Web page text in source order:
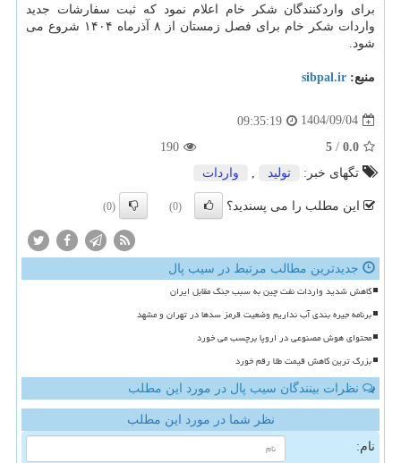
برای واردکنندگان شکر خام اعلام نمود که ثبت سفارشات جدید
واردات شکر خام برای فصل زمستان از ۸ آذرماه ۱۴۰۴ شروع می
شود.
منبع: sibpal.ir
1404/09/04
09:35:19
0.0
/
5
190
تگهای خبر:
تولید , واردات
این مطلب را می پسندید؟ (0)
(0)
جدیدترین مطالب مرتبط در سیب پال
کاهش شدید واردات نفت چین به سبب جنگ مقابل ایران
برنامه جیره بندی آب نداریم وضعیت قرمز سدها در تهران و مشهد
محتوای هوش مصنوعی در اروپا برچسب می خورد
بزرگ ترین کاهش قیمت طلا رقم خورد
نظرات بینندگان سیب پال در مورد این مطلب
نظر شما در مورد این مطلب
نام: